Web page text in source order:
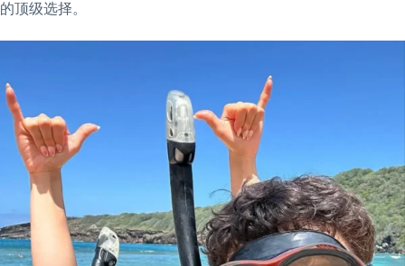
的顶级选择。